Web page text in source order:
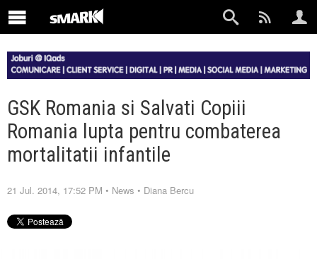
GSK Romania si Salvati Copiii
Romania lupta pentru combaterea
mortalitatii infantile
21 Jul. 2014, 17:52 PM • News • Diana Bercu